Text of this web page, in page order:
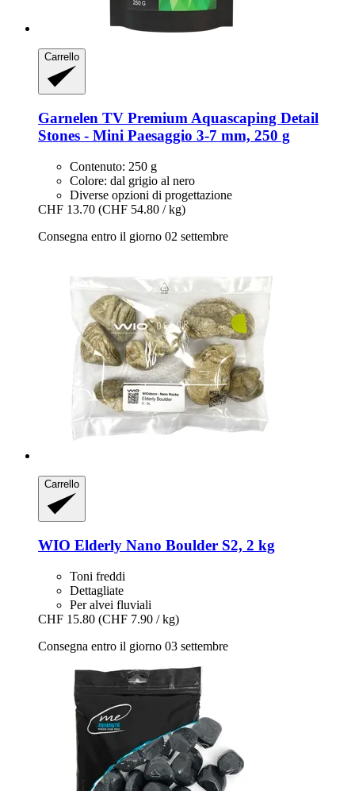
Carrello
Garnelen TV Premium Aquascaping Detail
Stones -​ Mini Paesaggio 3-​7 mm, 250 g
Contenuto: 250 g
Colore: dal grigio al nero
Diverse opzioni di progettazione
CHF 13.70 (CHF 54.80 / kg)
Consegna entro il giorno 02 settembre
Carrello
WIO Elderly Nano Boulder S2, 2 kg
Toni freddi
Dettagliate
Per alvei fluviali
CHF 15.80 (CHF 7.90 / kg)
Consegna entro il giorno 03 settembre